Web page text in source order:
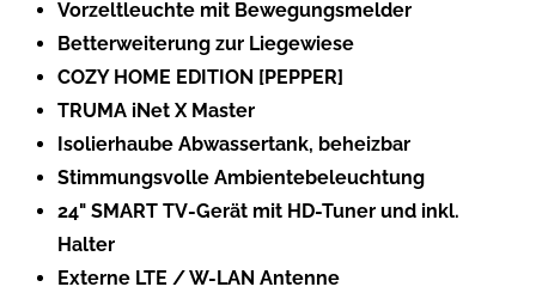
Vorzeltleuchte mit Bewegungsmelder
Betterweiterung zur Liegewiese
COZY HOME EDITION [PEPPER]
TRUMA iNet X Master
Isolierhaube Abwassertank, beheizbar
Stimmungsvolle Ambientebeleuchtung
24" SMART TV-Gerät mit HD-Tuner und inkl.
Halter
Externe LTE / W-LAN Antenne